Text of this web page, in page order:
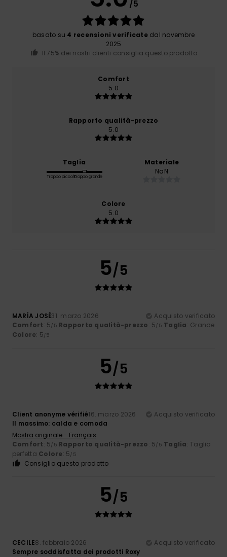
/5
basato su 4 recensioni verificatedal novembre
2025
Il 75% dei nostri clienti consiglia questo prodotto
Comfort
5.0
Rapporto qualità-prezzo
5.0
Taglia
Troppo piccoloTroppo grande
Materiale
NaN
Colore
5.0
5/5
MARÍA JOSÉ31. marzo 2026
Acquisto verificato
Comfort: 5/5 Rapporto qualità-prezzo: 5/5 Taglia: Grande
Colore: 5/5
5/5
Client anonyme vérifié16. marzo 2026
Acquisto verificato
Il massimo: calda e comoda
Mostra originale - Français
Comfort: 5/5 Rapporto qualità-prezzo: 5/5 Taglia: Taglia
perfetta Colore: 5/5
Consiglio questo prodotto
5/5
CECILE8. febbraio 2026
Acquisto verificato
Sempre soddisfatta dei prodotti Roxy